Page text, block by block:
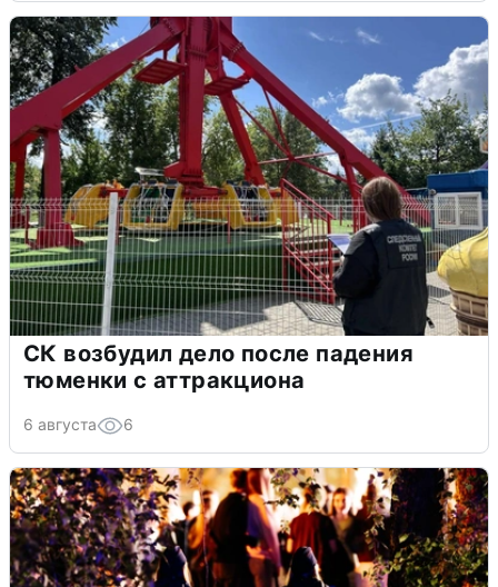
СК возбудил дело после падения
тюменки с аттракциона
6 августа 6